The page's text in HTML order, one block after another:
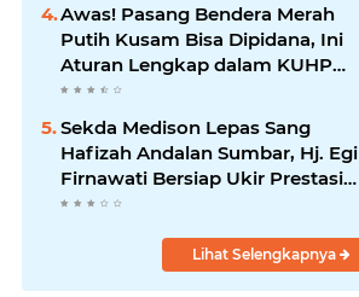
Awas! Pasang Bendera Merah
Putih Kusam Bisa Dipidana, Ini
Aturan Lengkap dalam KUHP
Baru
Sekda Medison Lepas Sang
Hafizah Andalan Sumbar, Hj. Egi
Firnawati Bersiap Ukir Prestasi
di MTQ KORPRI Nasional 2026
Lihat Selengkapnya